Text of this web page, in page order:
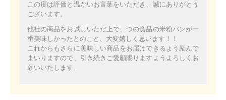
この度は評価と温かいお言葉をいただき、誠にありがとう
ございます。
他社の商品をお試しいただ上で、つの食品の米粉パンが一
番美味しかったとのこと、大変嬉しく思います！！
これからもさらに美味しい商品をお届けできるよう励んで
まいりますので、引き続きご愛顧賜りますようよろしくお
願いいたします。